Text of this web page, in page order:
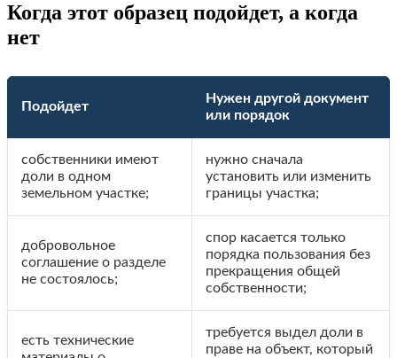
Когда этот образец подойдет, а когда
нет
Подойдет
Нужен другой документ
или порядок
собственники имеют
доли в одном
земельном участке;
нужно сначала
установить или изменить
границы участка;
добровольное
соглашение о разделе
не состоялось;
спор касается только
порядка пользования без
прекращения общей
собственности;
есть технические
требуется выдел доли в
праве на объект, который